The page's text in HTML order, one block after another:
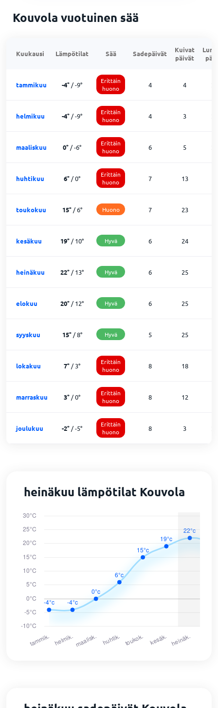
Kouvola vuotuinen sää
Kuukausi Lämpötilat Sää Sadepäivät
Kuivat
päivät
tammikuu -4° /-9°
Erittäin
huono
4 4
helmikuu -4° /-9°
Erittäin
huono
4 3
maaliskuu 0° /-6°
Erittäin
huono
6 5
huhtikuu 6° /0°
Erittäin
huono
7 13
toukokuu 15°/6° Huono 7 23
kesäkuu 19° /10° Hyvä 6 24
heinäkuu 22° /13° Hyvä 6 25
elokuu 20° /12° Hyvä 6 25
syyskuu 15°/8° Hyvä 5 25
lokakuu 7° /3°
Erittäin
huono
8 18
marraskuu 3° /0°
Erittäin
huono
8 12
joulukuu -2° /-5°
Erittäin
huono
8 3
heinäkuu lämpötilat Kouvola